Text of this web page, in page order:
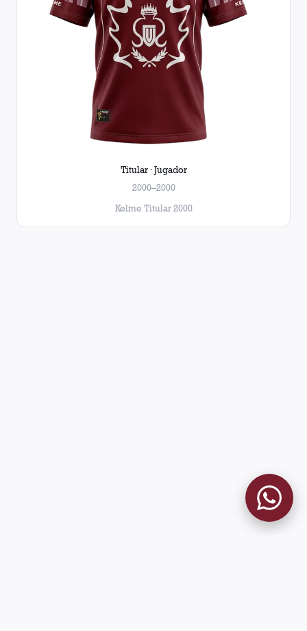
Titular · Jugador
2000–2000
Kelme Titular 2000